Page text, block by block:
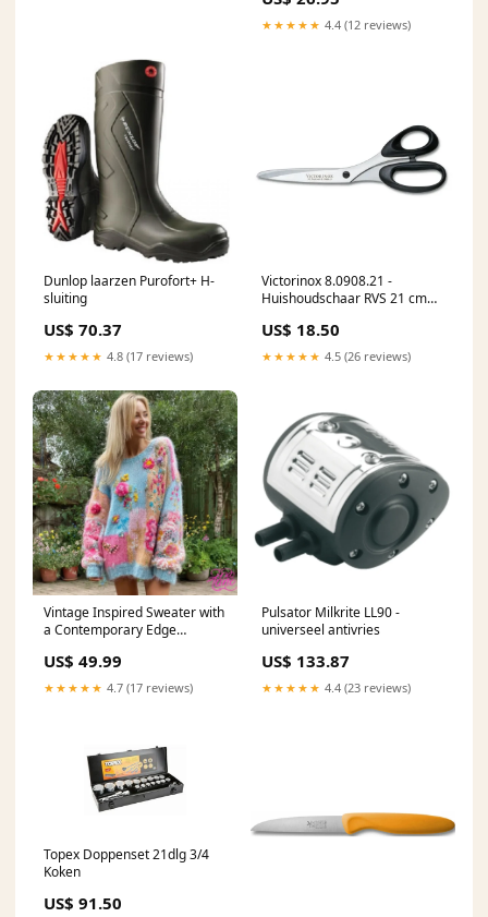
★★★★★ 4.4 (12 reviews)
Dunlop laarzen Purofort+ H-
sluiting
US$ 70.37
★★★★★ 4.8 (17 reviews)
Victorinox 8.0908.21 -
Huishoudschaar RVS 21 cm
US$ 18.50
★★★★★ 4.5 (26 reviews)
Vintage Inspired Sweater with
a Contemporary Edge
US$ 49.99
★★★★★ 4.7 (17 reviews)
Pulsator Milkrite LL90 -
universeel antivries
US$ 133.87
★★★★★ 4.4 (23 reviews)
Topex Doppenset 21dlg 3/4
Koken
US$ 91.50